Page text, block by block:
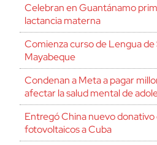
Celebran en Guantánamo
lactancia materna
Comienza curso de Lengua de
Mayabeque
Condenan a Meta a pagar
afectar la salud mental de
Entregó China nuevo donativo
fotovoltaicos a Cuba